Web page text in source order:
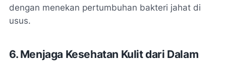
dengan menekan pertumbuhan bakteri jahat di
usus.
6. Menjaga Kesehatan Kulit dari Dalam